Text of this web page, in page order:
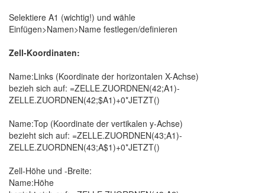
Selektiere A1 (wichtig!) und wähle
Einfügen>Namen>Name festlegen/definieren
Zell-Koordinaten:
Name:Links (Koordinate der horizontalen X-Achse)
bezieh sich auf: =ZELLE.ZUORDNEN(42;A1)-
ZELLE.ZUORDNEN(42;$A1)+0*JETZT()
Name:Top (Koordinate der vertikalen y-Achse)
bezieht sich auf: =ZELLE.ZUORDNEN(43;A1)-
ZELLE.ZUORDNEN(43;A$1)+0*JETZT()
Zell-Höhe und -Breite:
Name:Höhe